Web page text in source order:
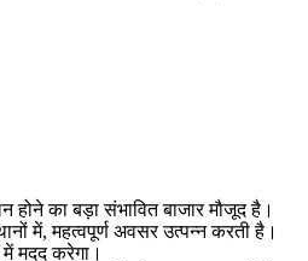
का बड़ा संभावित बाजार मौजूद है।
में, महत्वपूर्ण अवसर उत्पन्न करती है।
मदद करेगा।